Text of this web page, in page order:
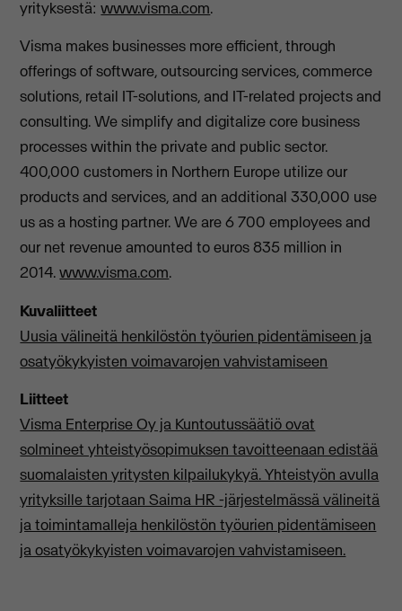
yrityksestä:www.visma.com.
Visma makes businesses more efficient, through
offerings of software, outsourcing services, commerce
solutions, retail IT-solutions, and IT-related projects and
consulting. We simplify and digitalize core business
processes within the private and public sector.
400,000 customers in Northern Europe utilize our
products and services, and an additional 330,000 use
us as a hosting partner. We are 6 700 employees and
our net revenue amounted to euros 835 million in
2014.www.visma.com.
Kuvaliitteet
Uusia välineitä henkilöstön työurien pidentämiseen ja
osatyökykyisten voimavarojen vahvistamiseen
Liitteet
Visma Enterprise Oy ja Kuntoutussäätiö ovat
solmineet yhteistyösopimuksen tavoitteenaan edistää
suomalaisten yritysten kilpailukykyä. Yhteistyön avulla
yrityksille tarjotaan Saima HR -järjestelmässä välineitä
ja toimintamalleja henkilöstön työurien pidentämiseen
ja osatyökykyisten voimavarojen vahvistamiseen.